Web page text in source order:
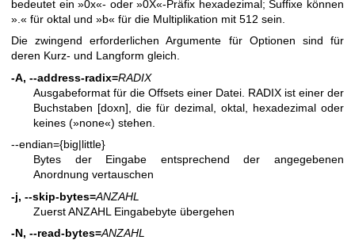
bedeutet ein »0x«‐ oder »0X«‐Präfix hexadezimal; Suffixe können
».« für oktal und »b« für die Multiplikation mit 512 sein.
Die zwingend erforderlichen Argumente für Optionen sind für
deren Kurz- und Langform gleich.
-A, --address-radix=RADIX
Ausgabeformat für die Offsets einer Datei. RADIX ist einer der
Buchstaben [doxn], die für dezimal, oktal, hexadezimal oder
keines (»none«) stehen.
--endian={big|little}
Bytes der Eingabe entsprechend der angegebenen
Anordnung vertauschen
-j, --skip-bytes=ANZAHL
Zuerst ANZAHL Eingabebyte übergehen
-N, --read-bytes=ANZAHL